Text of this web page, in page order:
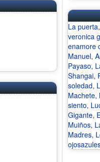
La puerta,
veronica
enamore
Manuel,
Payaso,
Shangai,
soledad,
Machete,
siento,
Gigante,
Muiños,
Madres,